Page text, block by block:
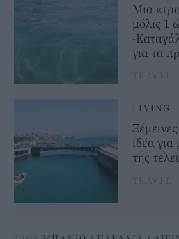
Μια
μόλις 1
-
για τα
TRAVEL
LIVING
ιδέα
της
TRAVEL